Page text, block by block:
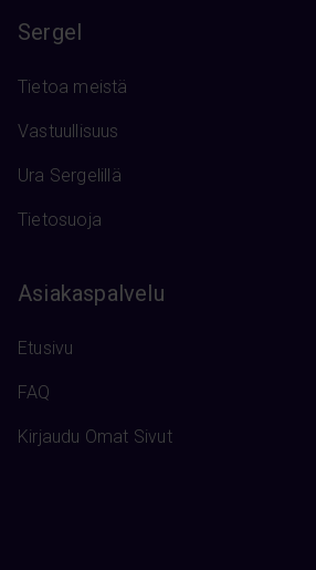
Sergel
Tietoa meistä
Vastuullisuus
Ura Sergelillä
Tietosuoja
Asiakaspalvelu
Etusivu
FAQ
Kirjaudu Omat Sivut